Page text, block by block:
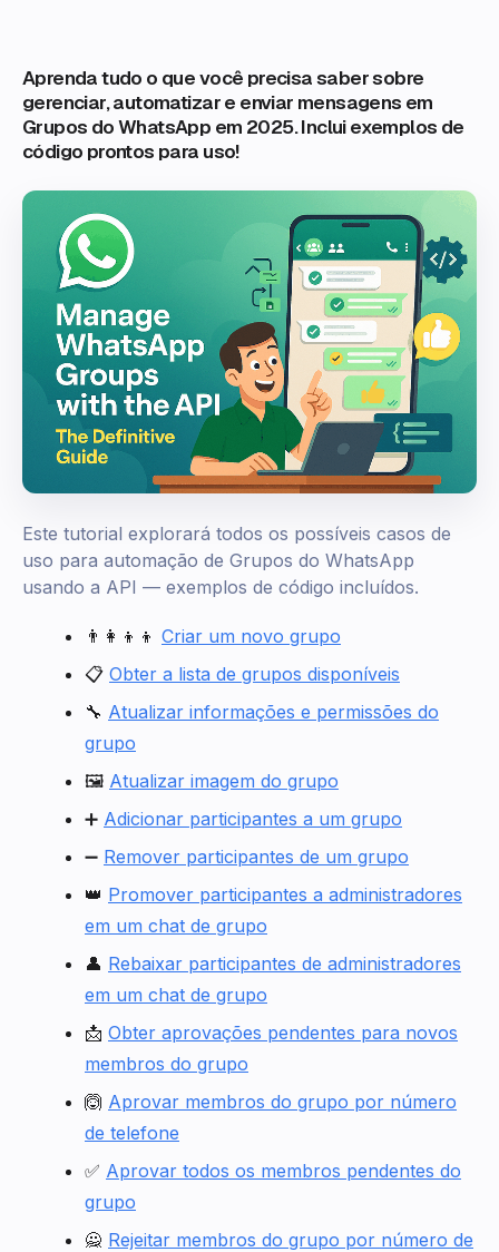
Aprenda tudo o que você precisa saber sobre
gerenciar, automatizar e enviar mensagens em
Grupos do WhatsApp em 2025. Inclui exemplos de
código prontos para uso!
Este tutorial explorará todos os possíveis casos de
uso para automação de Grupos do WhatsApp
usando a API — exemplos de código incluídos.
👨‍👩‍👦‍👦 Criar um novo grupo
📋 Obter a lista de grupos disponíveis
🔧 Atualizar informações e permissões do
grupo
🖼️ Atualizar imagem do grupo
➕ Adicionar participantes a um grupo
➖ Remover participantes de um grupo
👑 Promover participantes a administradores
em um chat de grupo
👤 Rebaixar participantes de administradores
em um chat de grupo
📩 Obter aprovações pendentes para novos
membros do grupo
🙆 Aprovar membros do grupo por número
de telefone
✅ Aprovar todos os membros pendentes do
grupo
🙅 Rejeitar membros do grupo por número de